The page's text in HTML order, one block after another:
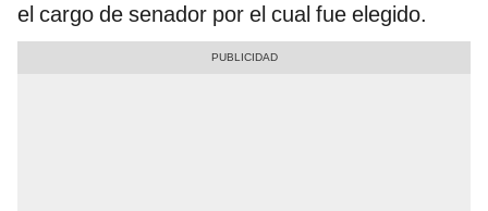
el cargo de senador por el cual fue elegido.